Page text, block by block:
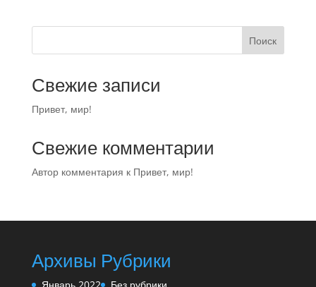
Поиск
Свежие записи
Привет, мир!
Свежие комментарии
Автор комментария к Привет, мир!
Архивы Рубрики